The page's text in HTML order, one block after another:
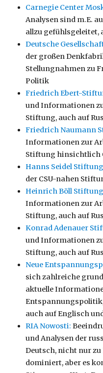
Carnegie Center
Analysen sind m.E.
allzu gefühlsgeleitet,
Deutsche
der großen
Stellungnahmen zu
Politik
Friedrich Ebert-
und Informationen
Stiftung, auch auf
Friedrich Naumann
Informationen zur
Stiftung hinsichtlich
Hanns Seidel
der CSU-nahen
Heinrich Böll
Informationen zur
Stiftung, auch auf
Konrad Adenauer
und Informationen
Stiftung, auch auf
Neue
sich zahlreiche
aktuelle
auch auf Englisch
RIA Nowosti:
und Analysen der
Deutsch, nicht nur
dominiert, aber es